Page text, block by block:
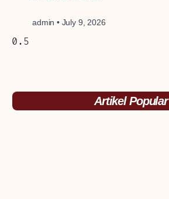
admin July 9, 2026
Artikel Popular